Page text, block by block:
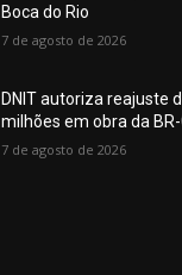
Boca do Rio
7 de agosto de 2026
DNIT autoriza reajuste
milhões em obra da
7 de agosto de 2026